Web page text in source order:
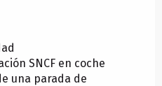
SNCF en coche
una parada de